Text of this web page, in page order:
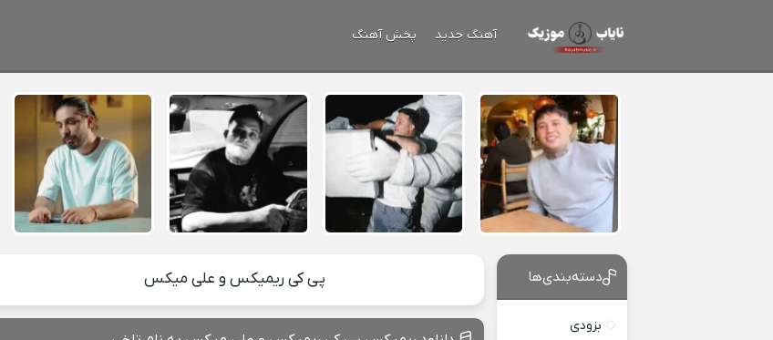
آهنگ جدید پخش آهنگ
پی کی ریمیکس و علی میکس دسته‌بندی‌ها
بزودی